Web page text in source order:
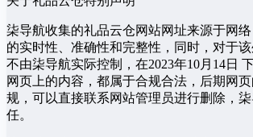
柒导航收集的礼品云仓网站网址来源于网
的实时性、准确性和完整性，同时，对于该
不由柒导航实际控制，在2023年10月14日
网页上的内容，都属于合规合法，后期网
规，可以直接联系网站管理员进行删除，
任。